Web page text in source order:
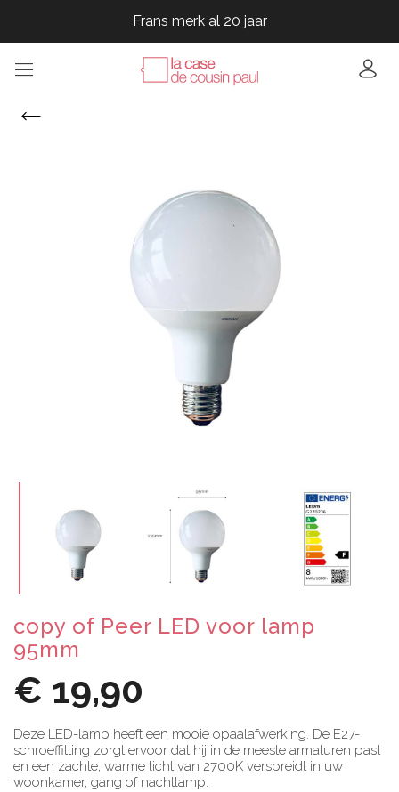
Frans merk al 20 jaar
Frans merk al 20 jaar
Frans merk al 20 jaar
copy of Peer LED voor lamp
95mm
€ 19,90
Deze LED-lamp heeft een mooie opaalafwerking. De E27-
schroeffitting zorgt ervoor dat hij in de meeste armaturen past
en een zachte, warme licht van 2700K verspreidt in uw
woonkamer, gang of nachtlamp.